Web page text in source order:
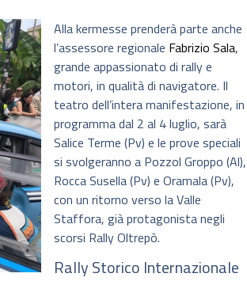
Alla kermesse prenderà parte anche
l’assessore regionale Fabrizio Sala,
grande appassionato di rally e
motori, in qualità di navigatore. Il
teatro dell’intera manifestazione, in
programma dal 2 al 4 luglio, sarà
Salice Terme (Pv) e le prove speciali
si svolgeranno a Pozzol Groppo (Al),
Rocca Susella (Pv) e Oramala (Pv),
con un ritorno verso la Valle
Staffora, già protagonista negli
scorsi Rally Oltrepò.
Rally Storico Internazionale